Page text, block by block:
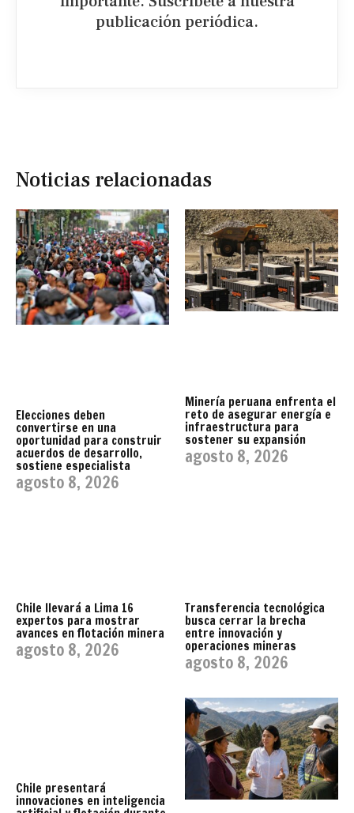
publicación periódica.​
Noticias relacionadas
Elecciones deben
convertirse en una
oportunidad para construir
acuerdos de desarrollo,
sostiene especialista
agosto 8, 2026
Minería peruana enfrenta el
reto de asegurar energía e
infraestructura para
sostener su expansión
agosto 8, 2026
Chile llevará a Lima 16
expertos para mostrar
avances en flotación minera
agosto 8, 2026
Transferencia tecnológica
busca cerrar la brecha
entre innovación y
operaciones mineras
agosto 8, 2026
Chile presentará
innovaciones en inteligencia